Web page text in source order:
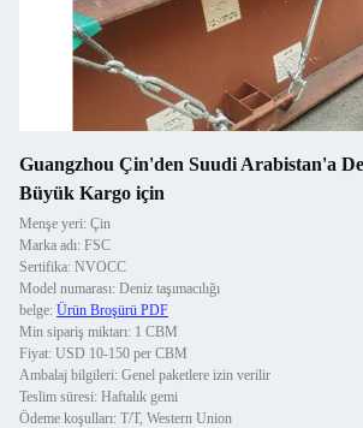
Guangzhou Çin'den Suudi Arabistan'a
Büyük Kargo için
Menşe yeri: Çin
Marka adı: FSC
Sertifika: NVOCC
Model numarası: Deniz taşımacılığı
belge: Ürün Broşürü PDF
Min sipariş miktarı: 1 CBM
Fiyat: USD 10-150 per CBM
Ambalaj bilgileri: Genel paketlere izin verilir
Teslim süresi: Haftalık gemi
Ödeme koşulları: T/T, Western Union